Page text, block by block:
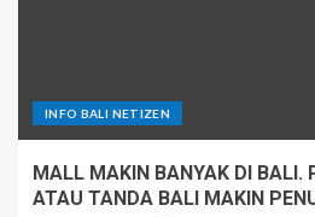
INFO BALI NETIZEN
MALL MAKIN BANYAK DI BALI.
ATAU TANDA BALI MAKIN